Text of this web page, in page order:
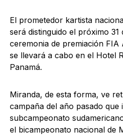
El prometedor kartista
será distinguido el próximo 31
ceremonia de premiación FIA
se llevará a cabo en el Hotel
Panamá.
Miranda, de esta forma, ve
campaña del año pasado que
subcampeonato
el bicampeonato nacional de